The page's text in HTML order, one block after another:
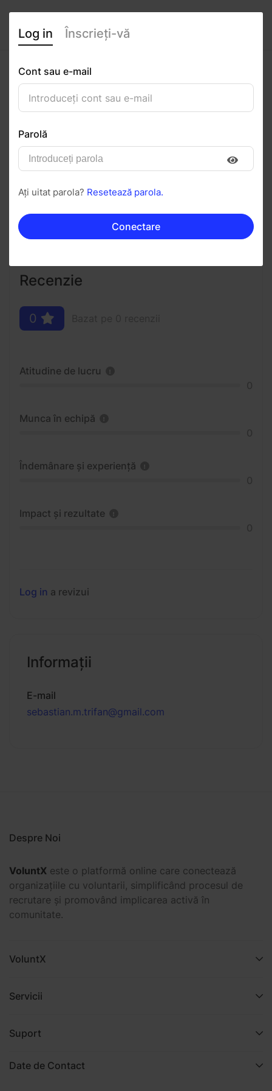
Sebastian Trifan
Urmăriți Salvați în PDF
Invitați Mesaj
Recenzie
0
Atitudine de lucru
Munca în echipă
Îndemânare și experiență
Impact și rezultate
Log in a revizui
Informaţii
E-mail
sebastian.m.trifan@gmail.com
Despre Noi
VoluntX este o platformă online care conectează
organizațiile cu voluntarii, simplificând procesul de
recrutare și promovând implicarea activă în
comunitate.
VoluntX
Servicii
Suport
Date de Contact
Log in Înscrieți-vă
Cont sau e-mail
Parolă
Ați uitat parola? Resetează parola.
Conectare